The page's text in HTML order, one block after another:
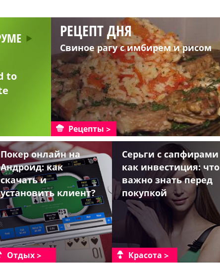
to
РЕЦЕПТ ДНЯ
Свиное рагу с имбирем и рисом
Рецепты
Покер онлайн на
Андроид: как
скачать и
установить клиент?
Отдых
Серьги с сапфирами
как инвестиция: что
важно знать перед
покупкой
Красота